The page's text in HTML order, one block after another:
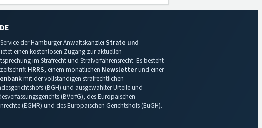
der Hamburger Anwaltskanzlei Strate und
einen kostenlosen Zugang zur aktuellen
im Strafrecht und Strafverfahrensrecht. Es besteht
HRRS, einem monatlichen Newsletterund einer
mit der vollständigen strafrechtlichen
(BGH) und ausgewählter Urteile und
(BVerfG), des Europäischen
(EGMR) und des Europäischen Gerichtshofs (EuGH).